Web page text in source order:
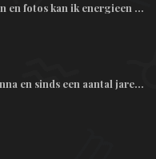
en fotos kan ik energieen ...
en sinds een aantal jare...